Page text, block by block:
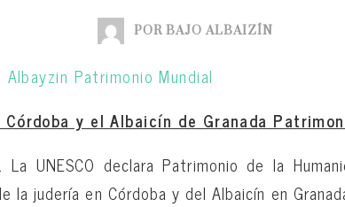
POR BAJO ALBAIZÍN
y el Albaicín de Granada
UNESCO declara Patrimonio de la
la judería en Córdoba y del Albaicín en